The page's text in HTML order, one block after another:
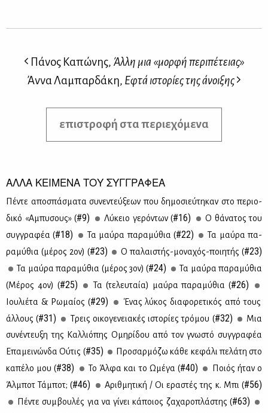
Πάνος Καπώνης, Άλλη μια «μορφή περιπέτειας»
Άννα Λαμπαρδάκη, Eφτά ιστορίες της άνοιξης
επιστροφή στα περιεχόμενα
ΑΛΛΑ ΚΕΙΜΕΝΑ ΤΟΥ ΣΥΓΓΡΑΦΕΑ
Πέ­ντε απο­σπά­σμα­τα συ­νε­ντεύ­ξε­ων που δη­μο­σιεύ­τη­καν στο πε­ριο­
δι­κό «Αμπυ­σους» (#9) Λύ­κειο γε­ρό­ντων (#16)
Ο θά­να­τος του
συγ­γρα­φέα (#18) Τα μαύ­ρα πα­ρα­μύ­θια (#22)
Τα μαύ­ρα πα­
ρα­μύ­θια (μέ­ρος 2ον) (#23) Ο πα­λαι­στής-μο­να­χός-ποι­η­τής (#23)
Τα μαύ­ρα πα­ρα­μύ­θια (μέ­ρος 3ον) (#24)
Τα μαύ­ρα πα­ρα­μύ­θια
(Mέ­ρος 4ον) (#25) Τα (τε­λευ­ταία) μαύ­ρα πα­ρα­μύ­θια (#26)
Ιου­λιέ­τα & Ρω­μαί­ος (#29)
Ένας λύ­κος δια­φο­ρε­τι­κός από τους
άλ­λους (#31) Τρεις οι­κο­γε­νεια­κές ιστο­ρί­ες τρό­μου (#32)
Μια
συ­νέ­ντευ­ξη της Καλ­λιό­πης Ομη­ρί­δου από τον γνω­στό συγ­γρα­φέα
Επα­μει­νών­δα Ού­τις (#35)
Προ­σαρ­μό­ζω κά­θε κε­φά­λι πε­λά­τη στο
κα­πέ­λο μου (#38) Το Άλ­φα και το Ωμέ­γα (#40)
Ποιός ήταν ο
Άλ­μποτ Τά­μποτ; (#46) Αριθ­μη­τι­κή / Οι ερα­στές της κ. Μπι (#56)
Πέ­ντε συμ­βου­λές για να γί­νει κά­ποιος ζα­χα­ρο­πλά­στης (#63)